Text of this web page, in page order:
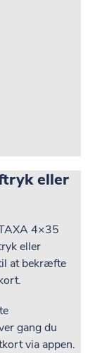
eller
4×35
eller
at bekræfte
gang du
via appen.